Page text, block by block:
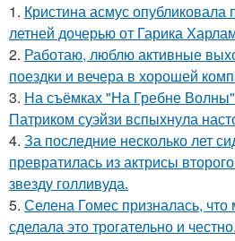
1. Кристина асмус
летней дочерью от Гарика
2. Работаю, люблю активные
поездки и вечера в хорошей
3. На съёмках "На Гребне
Патриком суэйзи вспыхнула
4. За последние несколько лет
превратилась из актрисы
звезду голливуда.
5. Селена Гомес призналась, что
сделала это трогательно и честно.